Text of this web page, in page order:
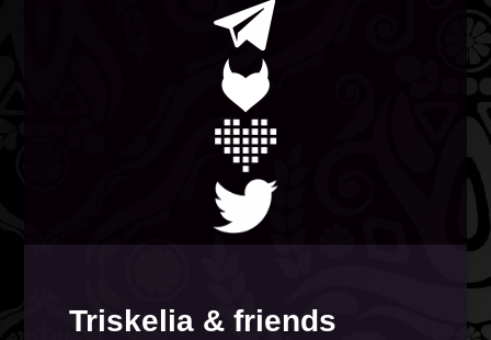
Triskelia & friends